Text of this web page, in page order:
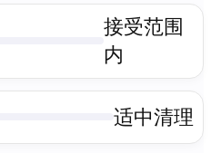
接受范围
内
适中清理